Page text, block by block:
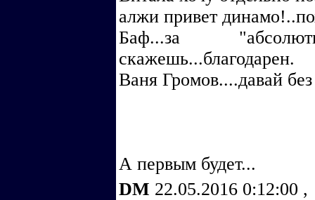
алжи привет
Баф...за
скажешь...благодарен.
Ваня Громов....давай
А первым будет...
DM 22.05.2016 0:12:00 ,